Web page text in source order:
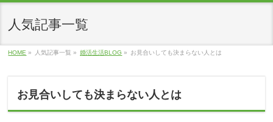
人気記事一覧
HOME » 人気記事一覧 » 婚活生活BLOG » お見合いしても決まらない人とは
お見合いしても決まらない人とは